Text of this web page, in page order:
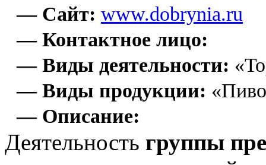
— Сайт: www.dobrynia.ru
— Контактное лицо:
— Виды деятельности:
— Виды продукции:
— Описание:
Деятельность группы